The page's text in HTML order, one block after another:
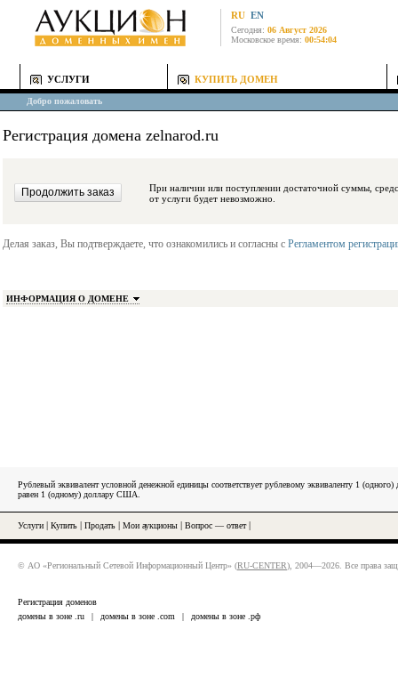
RU EN
Сегодня: 06 Август 2026
Московское время: 00:54:04
УСЛУГИ КУПИТЬ ДОМЕН
Добро пожаловать
Регистрация домена zelnarod.ru
При наличии или поступлении достаточной суммы, средства будут
от услуги будет невозможно.
Делая заказ, Вы подтверждаете, что ознакомились и согласны с Регламентом
ИНФОРМАЦИЯ О ДОМЕНЕ
Рублевый эквивалент условной денежной единицы соответствует рублевому эквиваленту 1
равен 1 (одному) доллару США.
Услуги Купить Продать Мои аукционы Вопрос — ответ|
© АО «Региональный Сетевой Информационный Центр» (RU-CENTER), 2004—2026. Все права
Регистрация доменов
домены в зоне .ru
| домены в зоне .com | домены в зоне .рф